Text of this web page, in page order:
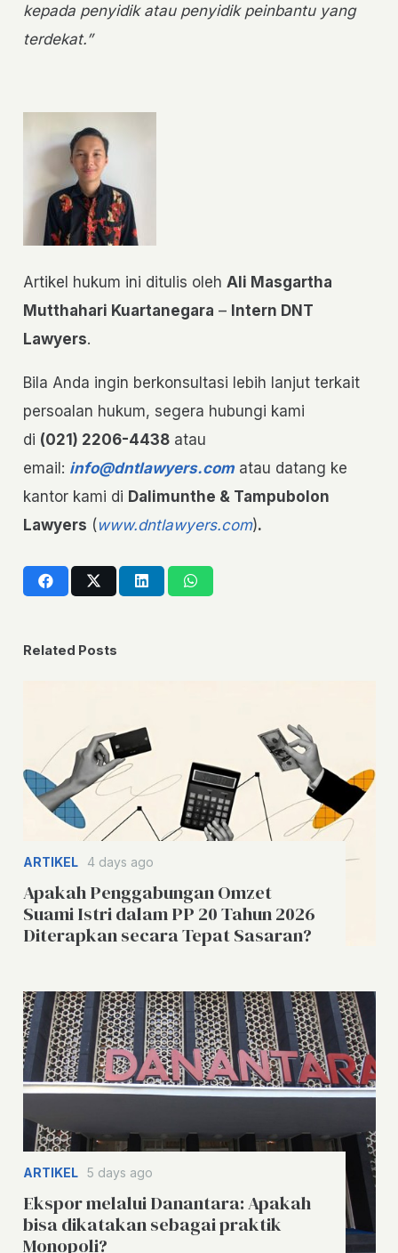
kepada penyidik atau penyidik peinbantu yang
terdekat.”
Artikel hukum ini ditulis oleh Ali Masgartha
Mutthahari Kuartanegara – Intern DNT
Lawyers.
Bila Anda ingin berkonsultasi lebih lanjut terkait
persoalan hukum, segera hubungi kami
di (021) 2206-4438atau
email: info@dntlawyers.comatau datang ke
kantor kami di Dalimunthe & Tampubolon
Lawyers ( www.dntlawyers.com).
Related Posts
ARTIKEL 4 days ago
Apakah Penggabungan Omzet
Suami Istri dalam PP 20 Tahun 2026
Diterapkan secara Tepat Sasaran?
ARTIKEL 5 days ago
Ekspor melalui Danantara: Apakah
bisa dikatakan sebagai praktik
Monopoli?